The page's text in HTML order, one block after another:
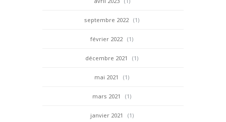
septembre 2022 (1)
février 2022 (1)
décembre 2021 (1)
mai 2021 (1)
mars 2021 (1)
janvier 2021 (1)